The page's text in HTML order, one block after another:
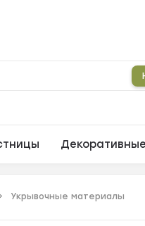
Укрывочные материалы